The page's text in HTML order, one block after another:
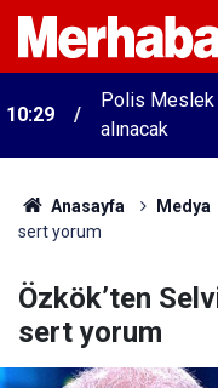
10:29
Polis Meslek
alınacak
Anasayfa Medya
sert yorum
Özkök’ten
sert yorum